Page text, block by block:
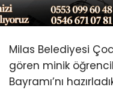
Milas Belediyesi
gören minik
Bayramı’nı